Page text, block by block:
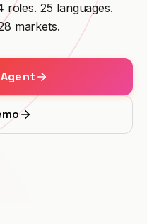
25 languages.
markets.